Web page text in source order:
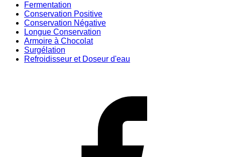
Fermentation
Conservation Positive
Conservation Négative
Longue Conservation
Armoire à Chocolat
Surgélation
Refroidisseur et Doseur d'eau